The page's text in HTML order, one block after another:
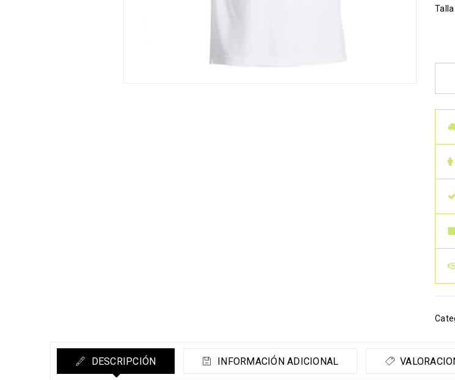
Talla
DESCRIPCIÓN INFORMACIÓN ADICIONAL